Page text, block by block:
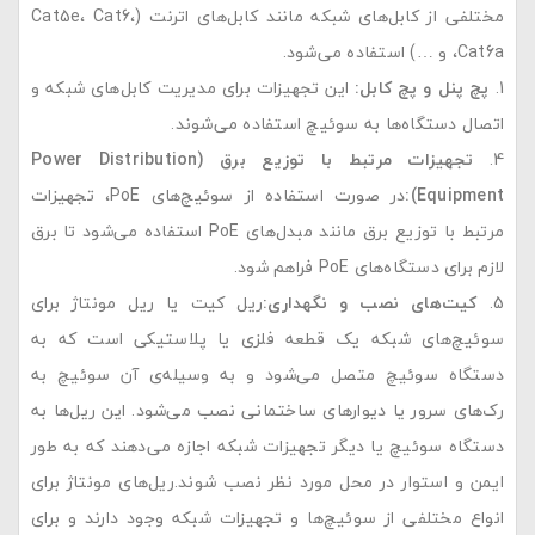
مختلفی از کابل‌های شبکه مانند کابل‌های اترنت (Cat5e، Cat6،
Cat6a، و …) استفاده می‌شود.
پچ پنل و پچ کابل: این تجهیزات برای مدیریت کابل‌های شبکه و
اتصال دستگاه‌ها به سوئیچ استفاده می‌شوند.
تجهیزات مرتبط با توزیع برق
(Power Distribution
Equipment):
در صورت استفاده از سوئیچ‌های PoE، تجهیزات
مرتبط با توزیع برق مانند مبدل‌های PoE استفاده می‌شود تا برق
لازم برای دستگاه‌های PoE فراهم شود.
کیت‌های نصب و نگهداری:ریل کیت یا ریل مونتاژ برای
سوئیچ‌های شبکه یک قطعه فلزی یا پلاستیکی است که به
دستگاه سوئیچ متصل می‌شود و به وسیله‌ی آن سوئیچ به
رک‌های سرور یا دیوارهای ساختمانی نصب می‌شود. این ریل‌ها به
دستگاه سوئیچ یا دیگر تجهیزات شبکه اجازه می‌دهند که به طور
ایمن و استوار در محل مورد نظر نصب شوند.ریل‌های مونتاژ برای
انواع مختلفی از سوئیچ‌ها و تجهیزات شبکه وجود دارند و برای